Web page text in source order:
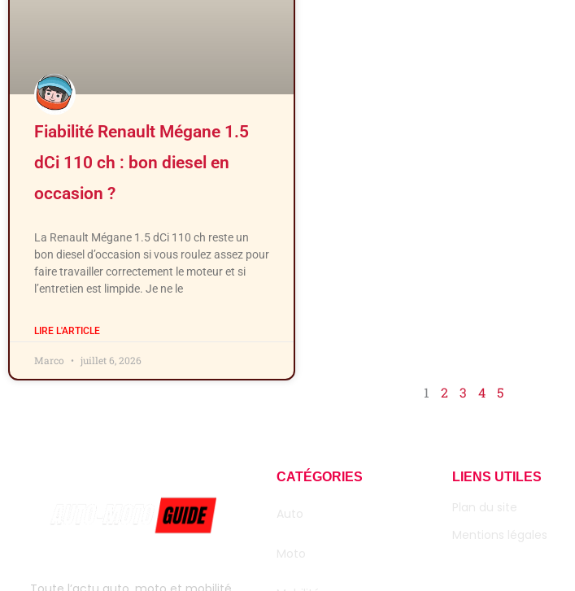
Fiabilité Renault Mégane 1.5
dCi 110 ch : bon diesel en
occasion ?
La Renault Mégane 1.5 dCi 110 ch reste un
bon diesel d’occasion si vous roulez assez pour
faire travailler correctement le moteur et si
l’entretien est limpide. Je ne le
LIRE L'ARTICLE
Marco juillet 6, 2026
1 2 3 4 5
CATÉGORIES
Auto
Moto
LIENS UTILES
Plan du site
Mentions légales